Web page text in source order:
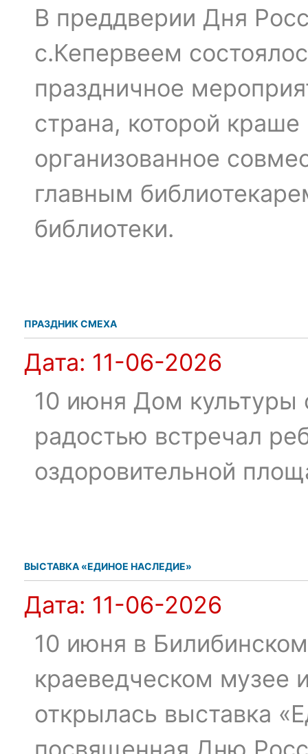
В преддверии Дня
с.Кепервеем
праздничное
страна, которой краше
организованное
главным
библиотеки.
ПРАЗДНИК СМЕХА
Дата: 11-06-2026
10 июня Дом культуры
радостью встречал
оздоровительной
ВЫСТАВКА «ЕДИНОЕ НАСЛЕДИЕ»
Дата: 11-06-2026
10 июня в
краеведческом музее
открылась выставка